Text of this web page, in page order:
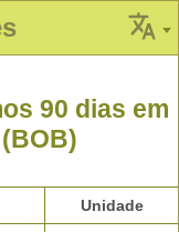
90 dias em
Unidade